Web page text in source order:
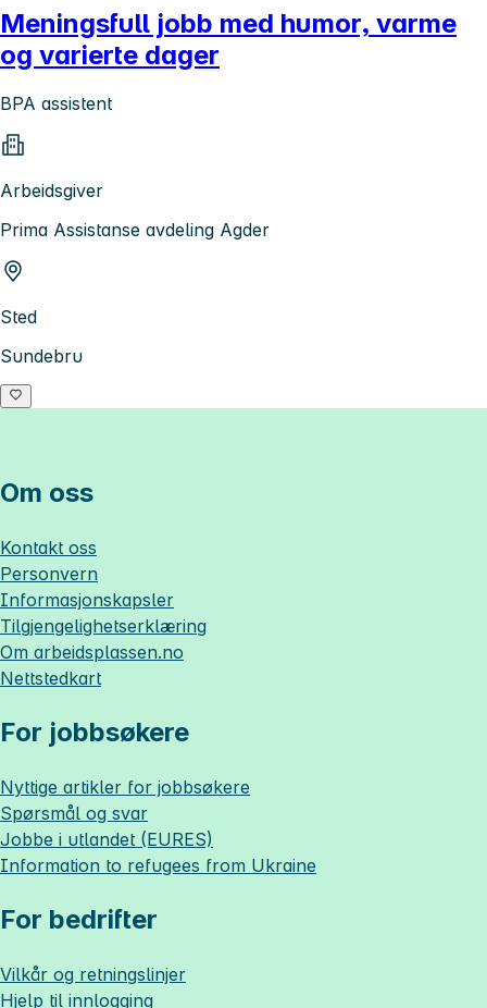
Meningsfull jobb med humor, varme
og varierte dager
BPA assistent
Arbeidsgiver
Prima Assistanse avdeling Agder
Sted
Sundebru
Om oss
Kontakt oss
Personvern
Informasjonskapsler
Tilgjengelighetserklæring
Om arbeidsplassen.no
Nettstedkart
For jobbsøkere
Nyttige artikler for jobbsøkere
Spørsmål og svar
Jobbe i utlandet (EURES)
Information to refugees from Ukraine
For bedrifter
Vilkår og retningslinjer
Hjelp til innlogging